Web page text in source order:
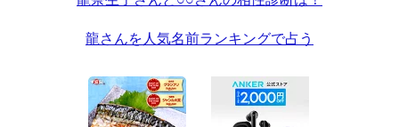
龍さんを人気名前ランキングで占う